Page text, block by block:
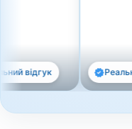
Реальний